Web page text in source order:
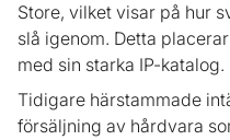
Store, vilket visar på hur
slå igenom. Detta
med sin starka IP-katalog.
Tidigare härstammade
försäljning av hårdvara